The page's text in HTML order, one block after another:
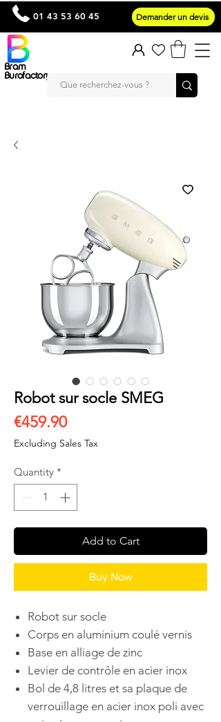
Bram
Burofactory
01 43 53 60 45 Demander un devis
Robot sur socle SMEG
€459.90Price
Excluding Sales Tax
Quantity *
Add to Cart
Buy Now
Robot sur socle
Corps en aluminium coulé vernis
Base en alliage de zinc
Levier de contrôle en acier inox
Bol de 4,8 litres et sa plaque de
verrouillage en acier inox poli avec